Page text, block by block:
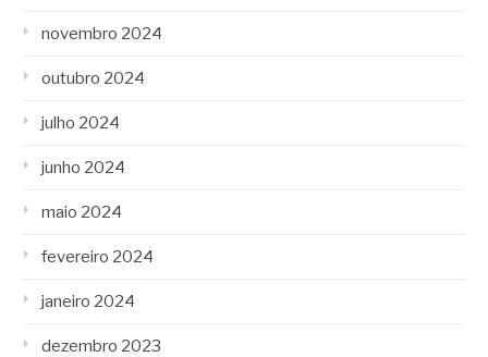
novembro 2024
outubro 2024
julho 2024
junho 2024
maio 2024
fevereiro 2024
janeiro 2024
dezembro 2023